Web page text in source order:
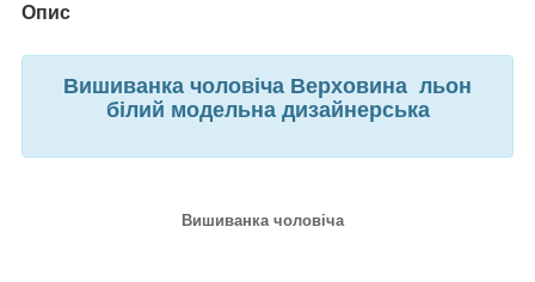
Опис
Вишиванка чоловіча Верховина льон
білий модельна дизайнерська
Вишиванка чоловіча